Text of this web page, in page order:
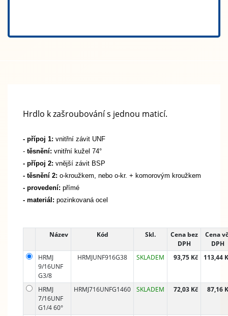
Hrdlo k zašroubování s jednou maticí.
- přípoj 1: vnitřní závit UNF
- těsnění: vnitřní kužel 74°
- přípoj 2: vnější závit BSP
- těsnění 2: o-kroužkem, nebo o-kr. + komorovým kroužkem
- provedení: přímé
- materiál: pozinkovaná ocel
Název Kód Skl.
Cena bez
DPH
Cena
DPH
HRMJ
9/16UNF
G3/8
HRMJUNF916G38 SKLADEM 93,75 Kč 113,44
HRMJ
7/16UNF
G1/4 60°
HRMJ716UNFG1460 SKLADEM 72,03 Kč 87,16